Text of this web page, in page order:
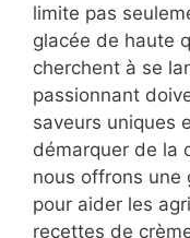
limite pas
glacée de haute
cherchent à se
passionnant
saveurs uniques
démarquer de la
nous offrons une
pour aider les
recettes de